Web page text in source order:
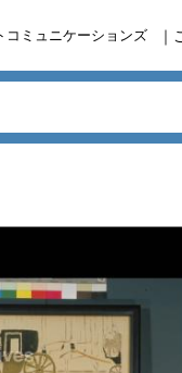
コミュニケーションズ ｜